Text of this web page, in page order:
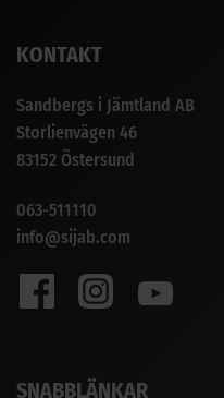
KONTAKT
Sandbergs i Jämtland AB
Storlienvägen 46
83152 Östersund
063-511110
info@sijab.com
SNABBLÄNKAR